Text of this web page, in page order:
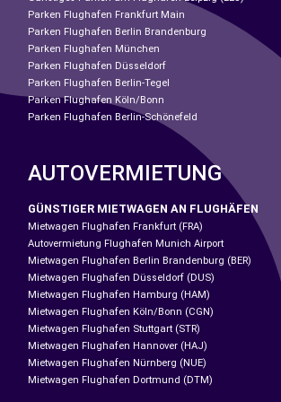
Parken Flughafen Frankfurt Main
Parken Flughafen Berlin Brandenburg
Parken Flughafen München
Parken Flughafen Düsseldorf
Parken Flughafen Berlin-Tegel
Parken Flughafen Köln/Bonn
Parken Flughafen Berlin-Schönefeld
AUTOVERMIETUNG
GÜNSTIGER MIETWAGEN AN FLUGHÄFEN
Mietwagen Flughafen Frankfurt (FRA)
Autovermietung Flughafen Munich Airport
Mietwagen Flughafen Berlin Brandenburg (BER)
Mietwagen Flughafen Düsseldorf (DUS)
Mietwagen Flughafen Hamburg (HAM)
Mietwagen Flughafen Köln/Bonn (CGN)
Mietwagen Flughafen Stuttgart (STR)
Mietwagen Flughafen Hannover (HAJ)
Mietwagen Flughafen Nürnberg (NUE)
Mietwagen Flughafen Dortmund (DTM)